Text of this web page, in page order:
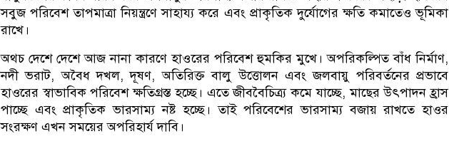
সবুজ পরিবেশ তাপমাত্রা নিয়ন্ত্রণে সাহায্য করে এবং প্রাকৃতিক দুর্যোগের ক্ষতি কমাতেও ভূমিকা
রাখে।
অথচ দেশে দেশে আজ নানা কারণে হাওরের পরিবেশ হুমকির মুখে। অপরিকল্পিত বাঁধ নির্মাণ,
নদী ভরাট, অবৈধ দখল, দূষণ, অতিরিক্ত বালু উত্তোলন এবং জলবায়ু পরিবর্তনের প্রভাবে
হাওরের স্বাভাবিক পরিবেশ ক্ষতিগ্রস্ত হচ্ছে। এতে জীববৈচিত্র্য কমে যাচ্ছে, মাছের উৎপাদন হ্রাস
পাচ্ছে এবং প্রাকৃতিক ভারসাম্য নষ্ট হচ্ছে। তাই পরিবেশের ভারসাম্য বজায় রাখতে হাওর
সংরক্ষণ এখন সময়ের অপরিহার্য দাবি।